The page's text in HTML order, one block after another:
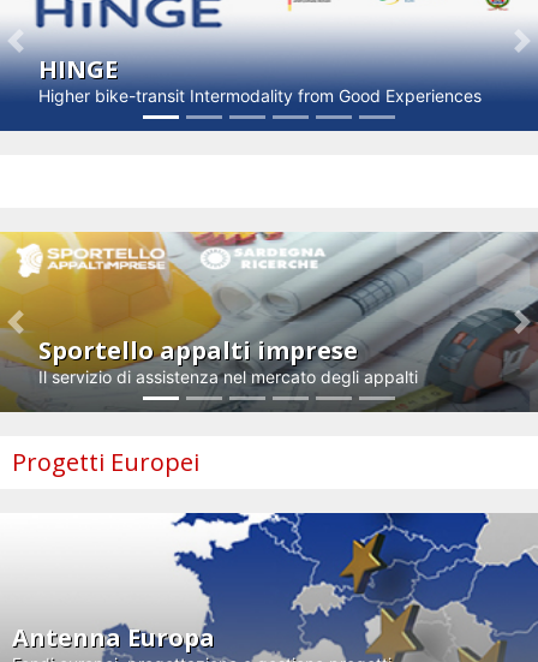
HINGE
Higher bike-transit Intermodality from Good Experiences
Previous
Sportello appalti imprese
Il servizio di assistenza nel mercato degli appalti
Previous
Progetti Europei
Antenna Europa